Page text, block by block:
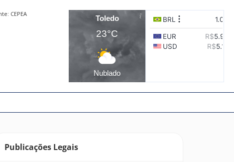
CEPEA
Toledo
23°C
Nublado
Publicações Legais